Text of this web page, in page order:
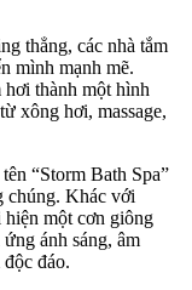
thẳng, các nhà tắm
mình mạnh mẽ.
hơi thành một hình
xông hơi, massage,
“Storm Bath Spa”
chúng. Khác với
một cơn giông
ánh sáng, âm
đáo.